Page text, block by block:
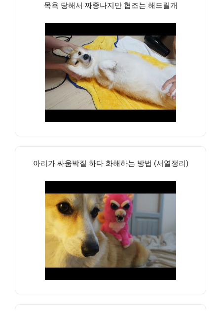
목욕 당해서 짜증나지만 협조는 해드릴개
아리가 싸움박질 하다 화해하는 방법 (서열정리)